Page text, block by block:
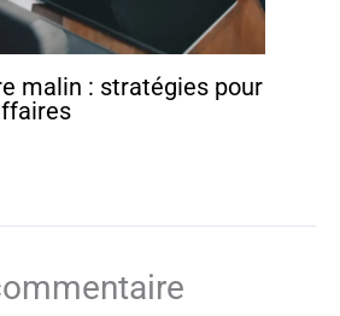
malin : stratégies pour